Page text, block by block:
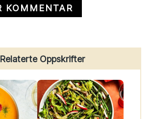
Relaterte Oppskrifter